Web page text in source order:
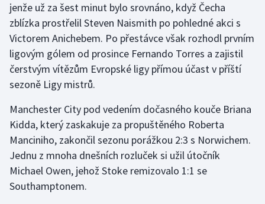
jenže už za šest minut bylo srovnáno, když Čecha
zblízka prostřelil Steven Naismith po pohledné akci s
Victorem Anichebem. Po přestávce však rozhodl prvním
ligovým gólem od prosince Fernando Torres a zajistil
čerstvým vítězům Evropské ligy přímou účast v příští
sezoně Ligy mistrů.
Manchester City pod vedením dočasného kouče Briana
Kidda, který zaskakuje za propuštěného Roberta
Manciniho, zakončil sezonu porážkou 2:3 s Norwichem.
Jednu z mnoha dnešních rozluček si užil útočník
Michael Owen, jehož Stoke remizovalo 1:1 se
Southamptonem.